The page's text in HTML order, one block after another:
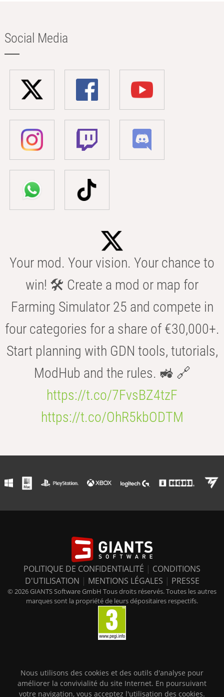
Social Media
Your mod. Your vision. Your chance to
win! 🛠️ Create a mod or map for
Farming Simulator 25 and compete in
four categories for a share of €30,000+.
Start planning with GDN tools, tutorials,
ModHub and the rules. 🚜 🔗
https://t.co/7FvsBZ4tzF
https://t.co/OhR5kbODTM
POLITIQUE DE CONFIDENTIALITÉ | CONDITIONS
D'UTILISATION | MENTIONS LÉGALES | PRESSE
© 2026 GIANTS Software GmbH Tous droits réservés. Toutes les autres
marques sont la propriété de leurs dépositaires respectifs.
Nous utilisons des cookies et des outils d'analyse pour
améliorer la convivialité du site Internet. En poursuivant
votre navigation, vous acceptez l'utilisation des cookies.